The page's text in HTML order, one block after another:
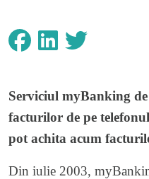
Serviciul myBanking
facturilor de pe
pot achita acum
Din iulie 2003,